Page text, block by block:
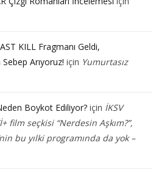
KILL Fragmanı Geldi,
Arıyoruz! için Yumurtasız
Boykot Ediliyor? için İKSV
film seçkisi “Nerdesin Aşkım?”,
bu yılki programında da yok –